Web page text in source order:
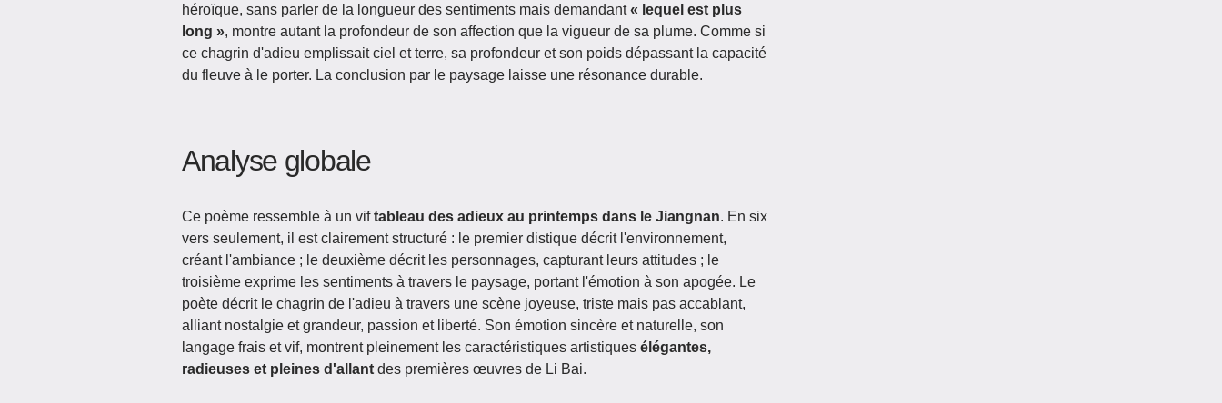
héroïque, sans parler de la longueur des sentiments mais demandant« lequel est plus
long », montre autant la profondeur de son affection que la vigueur de sa plume. Comme si
ce chagrin d'adieu emplissait ciel et terre, sa profondeur et son poids dépassant la capacité
du fleuve à le porter. La conclusion par le paysage laisse une résonance durable.
Analyse globale
Ce poème ressemble à un viftableau des adieux au printemps dans le Jiangnan. En six
vers seulement, il est clairement structuré : le premier distique décrit l'environnement,
créant l'ambiance ; le deuxième décrit les personnages, capturant leurs attitudes ; le
troisième exprime les sentiments à travers le paysage, portant l'émotion à son apogée. Le
poète décrit le chagrin de l'adieu à travers une scène joyeuse, triste mais pas accablant,
alliant nostalgie et grandeur, passion et liberté. Son émotion sincère et naturelle, son
langage frais et vif, montrent pleinement les caractéristiques artistiques élégantes,
radieuses et pleines d'allant des premières œuvres de Li Bai.